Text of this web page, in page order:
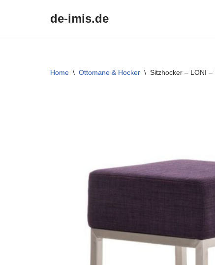
de-imis.de
Home \ Ottomane & Hocker \ Sitzhocker – LONI